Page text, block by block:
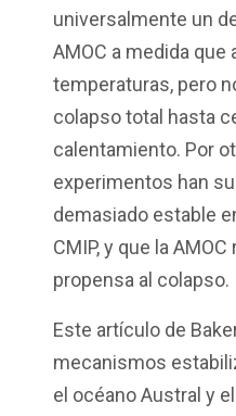
universalmente un
AMOC a medida que
temperaturas, pero
colapso total hasta
calentamiento. Por
experimentos han
demasiado estable
CMIP, y que la
propensa al colapso.
Este artículo de
mecanismos
el océano Austral y